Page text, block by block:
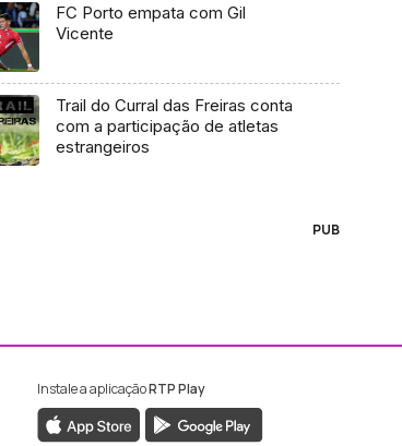
FC Porto empata com Gil
Vicente
Trail do Curral das Freiras conta
com a participação de atletas
estrangeiros
PUB
RTP Madeira
da RTP Madeira
Instale a aplicaçãoRTP Play